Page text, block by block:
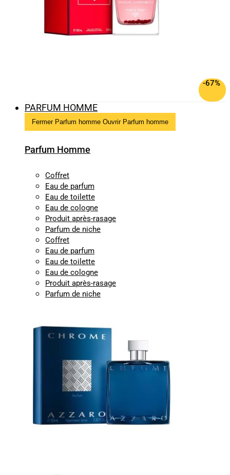
-67%
PARFUM HOMME
Fermer Parfum homme Ouvrir Parfum homme
Parfum Homme
Coffret
Eau de parfum
Eau de toilette
Eau de cologne
Produit après-rasage
Parfum de niche
Coffret
Eau de parfum
Eau de toilette
Eau de cologne
Produit après-rasage
Parfum de niche